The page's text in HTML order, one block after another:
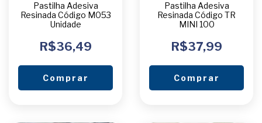
Pastilha Adesiva
Resinada Código M053
Unidade
R$36,49
Comprar
Pastilha Adesiva
Resinada Código TR
MINI 100
R$37,99
Comprar